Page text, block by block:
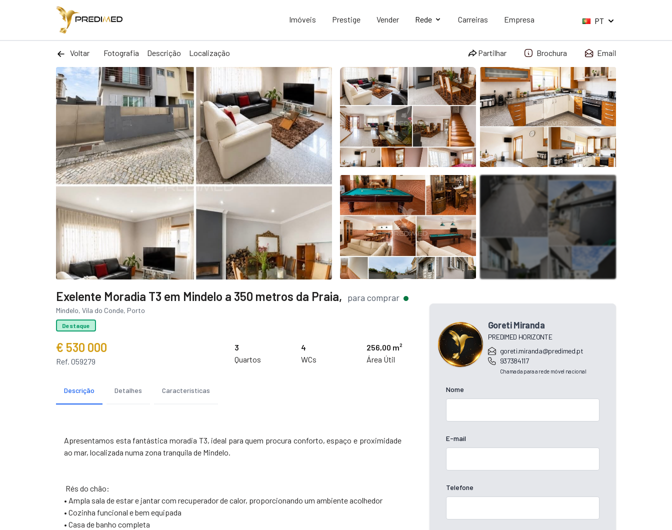
Imóveis Prestige Vender Rede Carreiras Empresa PT
Voltar Fotografia Descrição Localização Partilhar Brochura Email
Exelente Moradia T3 em Mindelo a 350 metros da Praia, para comprar
Mindelo, Vila do Conde, Porto
Destaque
€ 530 000
Ref. 059279
3
Quartos
4
WCs
256,00 m²
Área Útil
Descrição Detalhes Características
Apresentamos esta fantástica moradia T3, ideal para quem procura conforto, espaço e proximidade
ao mar, localizada numa zona tranquila de Mindelo.
Rés do chão:
• Ampla sala de estar e jantar com recuperador de calor, proporcionando um ambiente acolhedor
• Cozinha funcional e bem equipada
• Casa de banho completa
Goreti Miranda
PREDIMED HORIZONTE
goreti.miranda@predimed.pt
937384117
Chamada para a rede móvel nacional
Nome
E-mail
Telefone